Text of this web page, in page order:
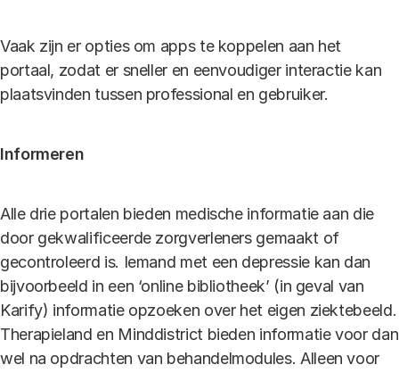
Vaak zijn er opties om apps te koppelen aan het
portaal, zodat er sneller en eenvoudiger interactie kan
plaatsvinden tussen professional en gebruiker.
Informeren
Alle drie portalen bieden medische informatie aan die
door gekwalificeerde zorgverleners gemaakt of
gecontroleerd is. Iemand met een depressie kan dan
bijvoorbeeld in een ‘online bibliotheek’ (in geval van
Karify) informatie opzoeken over het eigen ziektebeeld.
Therapieland en Minddistrict bieden informatie voor dan
wel na opdrachten van behandelmodules. Alleen voor